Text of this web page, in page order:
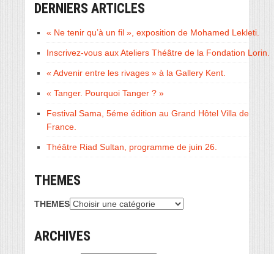
DERNIERS ARTICLES
« Ne tenir qu’à un fil », exposition de Mohamed Lekleti.
Inscrivez-vous aux Ateliers Théâtre de la Fondation Lorin.
« Advenir entre les rivages » à la Gallery Kent.
« Tanger. Pourquoi Tanger ? »
Festival Sama, 5éme édition au Grand Hôtel Villa de
France.
Théâtre Riad Sultan, programme de juin 26.
THEMES
THEMES
ARCHIVES